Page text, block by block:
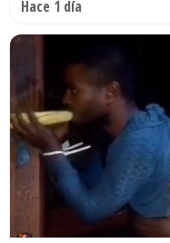
Hace 1 día